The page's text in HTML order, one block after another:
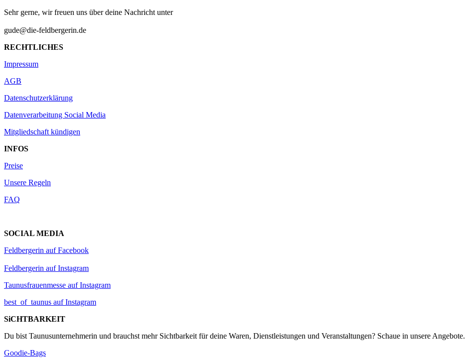
Sehr gerne, wir freuen uns über deine Nachricht unter
gude@die-feldbergerin.de
RECHTLICHES
Impressum
AGB
Datenschutzerklärung
Datenverarbeitung Social Media
Mitgliedschaft kündigen
INFOS
Preise
Unsere Regeln
FAQ
SOCIAL MEDIA
Feldbergerin auf Facebook
Feldbergerin auf Instagram
Taunusfrauenmesse auf Instagram
best_of_taunus auf Instagram
SiCHTBARKEIT
Du bist Taunusunternehmerin und brauchst mehr Sichtbarkeit für deine Waren, Dienstleistungen und Veranstaltungen? Schaue in unsere Angebote.
Goodie-Bags